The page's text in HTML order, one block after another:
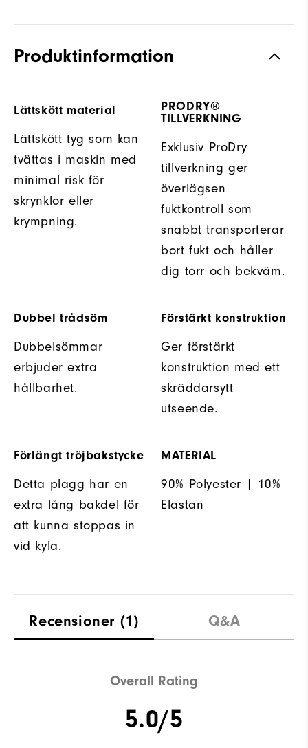
Produktinformation
Lättskött material
Lättskött tyg som kan
tvättas i maskin med
minimal risk för
skrynklor eller
krympning.
PRODRY®
TILLVERKNING
Exklusiv ProDry
tillverkning ger
överlägsen
fuktkontroll som
snabbt transporterar
bort fukt och håller
dig torr och bekväm.
Dubbel trådsöm
Dubbelsömmar
erbjuder extra
hållbarhet.
Förstärkt konstruktion
Ger förstärkt
konstruktion med ett
skräddarsytt
utseende.
Förlängt tröjbakstycke
Detta plagg har en
extra lång bakdel för
att kunna stoppas in
vid kyla.
MATERIAL
90% Polyester | 10%
Elastan
Recensioner (1) Q&A
Overall Rating
5.0/5